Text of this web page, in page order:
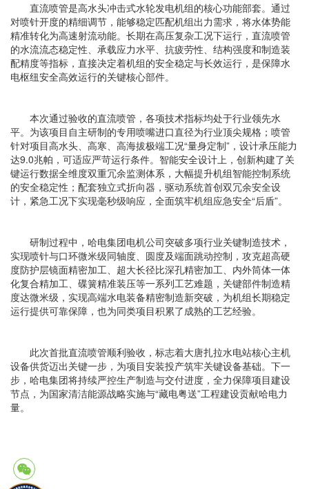
直流喷管是高水头冲击式水轮发电机组的核心功能部套。通过
对喷针开度的精细调节，能够稳定匹配机组出力需求，将水体势能
精准转化为高速射流动能。长期在高压复杂工况下运行，直流喷管
的水流流态稳定性、承载应力水平、抗疲劳性、结构强度和制造装
配精度等指标，直接决定着机组的安全稳定与长效运行，是保障水
电枢纽安全高效运行的关键核心部件。
本次通过验收的直流喷管，各项技术指标均处于行业领先水
平。为该项目自主研制的专用喷嘴进口直径为行业顶尖规格；喷管
针对项目高水头、高寒、高海拔极端工况“量身定制”，设计承压能力
达9.0兆帕，可适应严苛运行条件。智能安全设计上，创新构建了关
键运行数据全维度双重冗余监测体系，大幅提升机组智能控制系统
的安全稳定性；配套独立式折向器，驱动系统首创双冗余安全设
计，紧急工况下实现毫秒级响应，全面筑牢机组应急安全“后盾”。
研制过程中，哈电集团电机公司突破多项行业关键制造技术，
实现喷针与口环微米级同轴度、圆度及端面跳动控制，攻克超高硬
度防护层镜面精密加工、超大长径比深孔精密加工、内外筒体一体
化复合精加工、碟簧精准装压等一系列工艺难题，关键部件制造精
度达微米级，实现高端水电装备精密制造新突破，为机组长期稳定
运行提供可靠保障，也为同类项目积累了成熟的工艺经验。
此次首批直流喷管顺利验收，标志着大唐扎拉水电站核心主机
设备供货迈出关键一步，为项目安装投产筑牢关键设备基础。下一
步，哈电集团将持续严控生产制造与交付进度，全力保障项目建设
节点，为国家清洁能源战略实施与“藏电粤送”工程建设贡献哈电力
量。